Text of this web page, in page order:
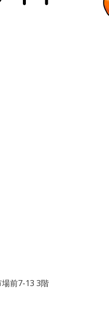
前7-13 3階